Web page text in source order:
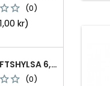
(0)
kr)
FLATSTIFTSHYLSA 6,3X0,8 1,0-2,5 MM² 100ST NABB
(0)